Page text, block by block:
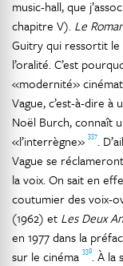
music-hall, que
chapitre V). Le
Guitry qui ressortit le
l’oralité. C’est
«modernité»
Vague, c’est-à-dire
Noël Burch, connaît
«l’interrègne» 337.
Vague se
la voix. On sait en
coutumier des voix-
(1962) et Les Deux
en 1977 dans la
sur le cinéma 338. À la